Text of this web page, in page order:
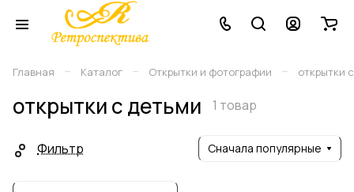
Главная – Каталог – Открытки и фотографии – открытки
открытки с детьми 1 товар
Фильтр Сначала популярные